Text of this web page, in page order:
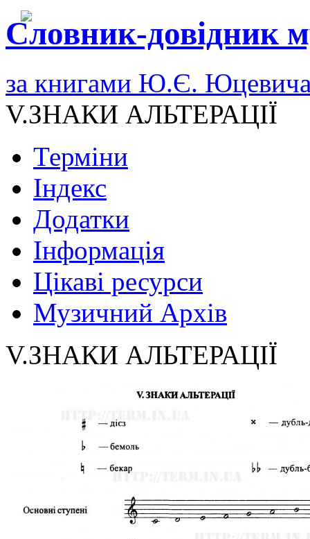
Словник-довідник
за книгами Ю.Є.
V.ЗНАКИ АЛЬТЕРАЦІЇ
Терміни
Індекс
Додатки
Інформація
Цікаві ресурси
Музичний Архів
V.ЗНАКИ АЛЬТЕРАЦІЇ